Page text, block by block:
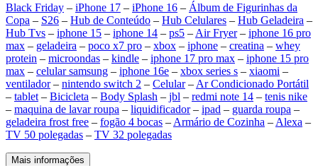
Black Friday – iPhone 17 – iPhone 16 – Álbum de Figurinhas da
Copa – S26 – Hub de Conteúdo – Hub Celulares – Hub Geladeira –
Hub Tvs – iphone 15 – iphone 14 – ps5 – Air Fryer– iphone 16 pro
max – geladeira – poco x7 pro – xbox – iphone – creatina – whey
protein – microondas – kindle – iphone 17 pro max – iphone 15 pro
max – celular samsung – iphone 16e – xbox series s – xiaomi –
ventilador– nintendo switch 2 – Celular– Ar Condicionado Portátil
– tablet – Bicicleta – Body Splash – jbl – redmi note 14 – tenis nike
– maquina de lavar roupa – liquidificador– ipad – guarda roupa –
geladeira frost free – fogão 4 bocas – Armário de Cozinha – Alexa –
TV 50 polegadas – TV 32 polegadas
Mais informações